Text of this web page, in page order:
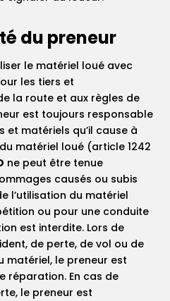
du preneur
le matériel loué avec
les tiers et
la route et aux règles de
est toujours responsable
matériels qu’il cause à
matériel loué (article 1242
ne peut être tenue
causés ou subis
l’utilisation du matériel
ou pour une conduite
est interdite. Lors de
de perte, de vol ou de
matériel, le preneur est
réparation. En cas de
le preneur est